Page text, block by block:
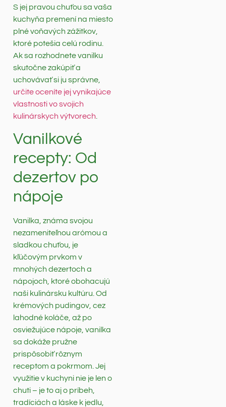
S jej pravou chuťou sa vaša
kuchyňa premení na miesto
plné voňavých zážitkov,
ktoré potešia celú rodinu.
Ak sa rozhodnete vanilku
skutočne zakúpiť a
uchovávať si ju správne,
určite oceníte jej vynikajúce
vlastnosti vo svojich
kulinárskych výtvorech.
Vanilkové
recepty: Od
dezertov po
nápoje
Vanilka, známa svojou
nezameniteľnou arómou a
sladkou chuťou, je
kľúčovým prvkom v
mnohých dezertoch a
nápojoch, ktoré obohacujú
naši kulinársku kultúru. Od
krémových pudingov, cez
lahodné koláče, až po
osviežujúce nápoje, vanilka
sa dokáže pružne
prispôsobiť rôznym
receptom a pokrmom. Jej
využitie v kuchyni nie je len o
chuti – je to aj o príbeh,
tradíciách a láske k jedlu,